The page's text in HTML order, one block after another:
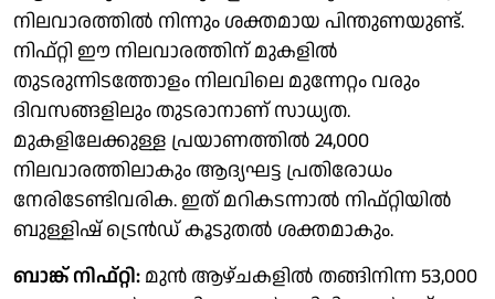
നിലവാരത്തിൽ നിന്നും ശക്തമായ പിന്തുണയുണ്ട്.
നിഫ്റ്റി ഈ നിലവാരത്തിന് മുകളിൽ
തുടരുന്നിടത്തോളം നിലവിലെ മുന്നേറ്റം വരും
ദിവസങ്ങളിലും തുടരാനാണ് സാധ്യത.
മുകളിലേക്കുള്ള പ്രയാണത്തിൽ 24,000
നിലവാരത്തിലാകും ആദ്യഘട്ട പ്രതിരോധം
നേരിടേണ്ടിവരിക. ഇത് മറികടന്നാൽ നിഫ്റ്റിയിൽ
ബുള്ളിഷ് ട്രെൻഡ് കൂടുതൽ ശക്തമാകും.
ബാങ്ക് നിഫ്റ്റി: മുൻ ആഴ്ചകളിൽ തങ്ങിനിന്ന 53,000